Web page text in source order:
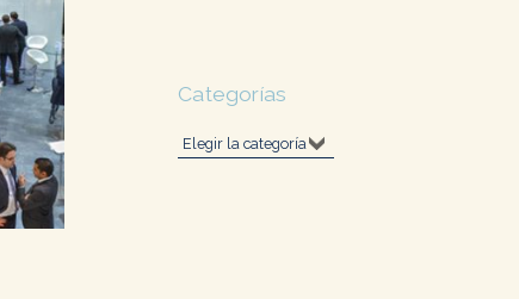
Categorías
Categorías